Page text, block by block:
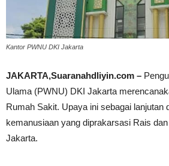
Kantor PWNU DKI Jakarta
JAKARTA,Suaranahdliyin.com –
Ulama (PWNU) DKI Jakarta
Rumah Sakit. Upaya ini sebagai lanjutan
kemanusiaan yang diprakarsasi Rais
Jakarta.